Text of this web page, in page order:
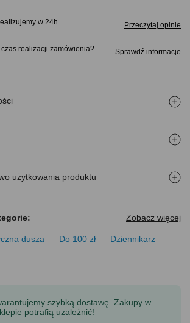
w 24h. Przeczytaj opinie
czas realizacji zamówienia Sprawdź informacje
użytkowania produktu
Zobacz więcej
dusza Do 100 zł
Dziennikarz
szybką dostawę. Zakupy w
potrafią uzależnić!